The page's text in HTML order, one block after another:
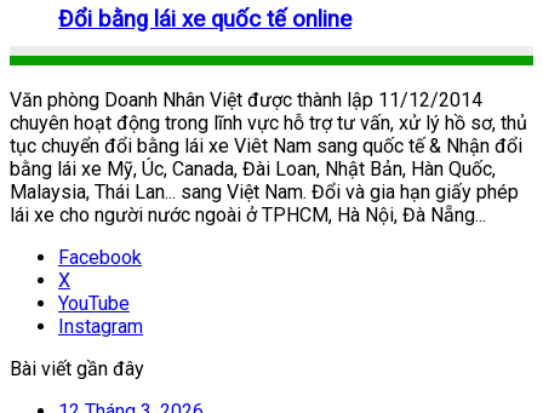
Đổi bằng lái xe quốc tế online
Văn phòng Doanh Nhân Việt được thành lập 11/12/2014
chuyên hoạt động trong lĩnh vực hỗ trợ tư vấn, xử lý hồ sơ, thủ
tục chuyển đổi bằng lái xe Viêt Nam sang quốc tế & Nhận đổi
bằng lái xe Mỹ, Úc, Canada, Đài Loan, Nhật Bản, Hàn Quốc,
Malaysia, Thái Lan... sang Việt Nam. Đổi và gia hạn giấy phép
lái xe cho người nước ngoài ở TPHCM, Hà Nội, Đà Nẵng...
Facebook
X
YouTube
Instagram
Bài viết gần đây